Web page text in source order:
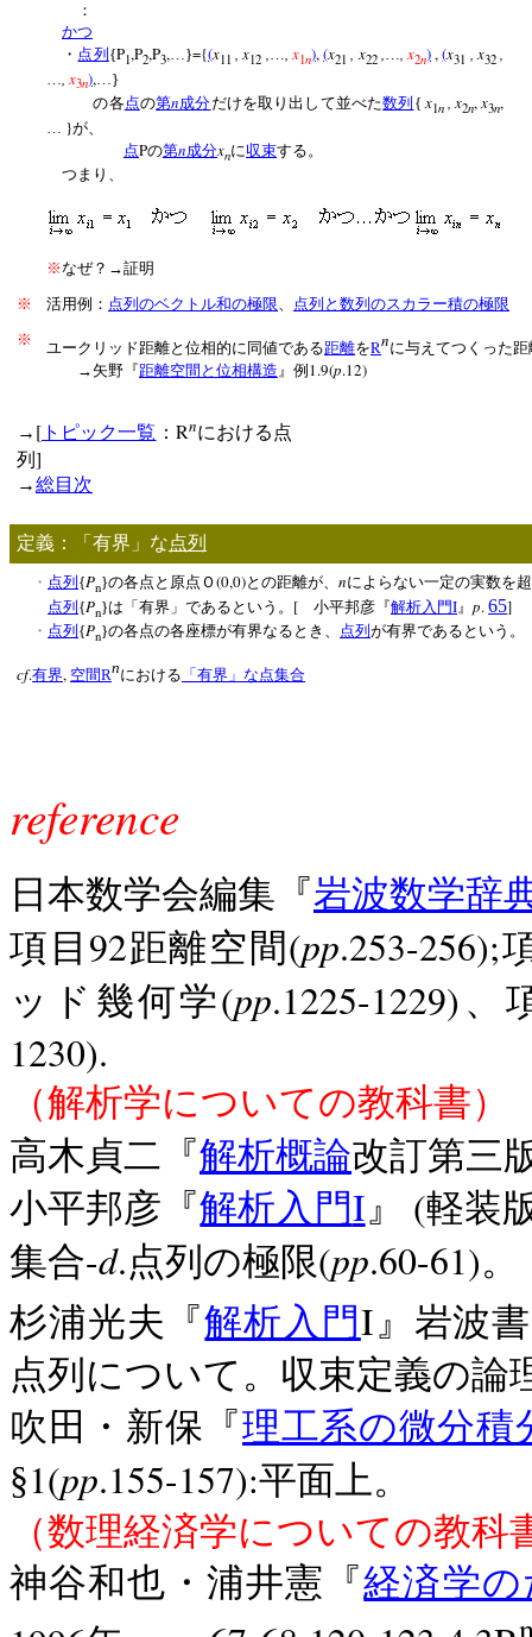
：
かつ
・ 点列 {P1,P2,P3,…}={(x11, x12 ,…,x1n),(x21, x22 ,…,x2n),(x31 , x32,
,x3n), …}
の各点の第n成分だけを取り出して並べた数列 { x1n , x2n,x3n,
}が、
点Pの第n成分xnに収束する。
つまり、
※なぜ？→証明
※ 活用例： 点列のベクトル和の極限、 点列と数列のスカラー積の極限
※
ユークリッド距離と位相的に同値である距離をRnに与えてつくった
→矢野『距離空間と位相構造』例 1.9(p.12)
→ [ トピック一覧 ： Rnにおける点
列 ]
→総目次
定義：「有界」な点列
・ 点列 {Pn}の各点と原点Ｏ(0,0)との距離が、 nによらない一定の実数を
点列{Pn}は「有界」であるという。 [ 小平邦彦『解析入門I 』 p. 65]
・ 点列 {Pn}の各点の各座標が有界なるとき、 点列 が有界であるという
cf.有界, 空間Rnにおける 「有界」な点集合
reference
日本数学会編集『岩波数学辞
項目 92距離空間(pp.253-256);
ッド幾何学(pp.1225-1229) 、
1230).
（解析学についての教科書）
高木貞二『解析概論改訂第三
小平邦彦『解析入門I』 (軽装
集合-d.点列の極限(pp.60-61)。
杉浦光夫『解析入門I 』岩波
点列について。収束定義の論
吹田・新保『理工系の微分積
§1(pp.155-157):平面上。
（数理経済学についての教科
神谷和也・浦井憲『経済学